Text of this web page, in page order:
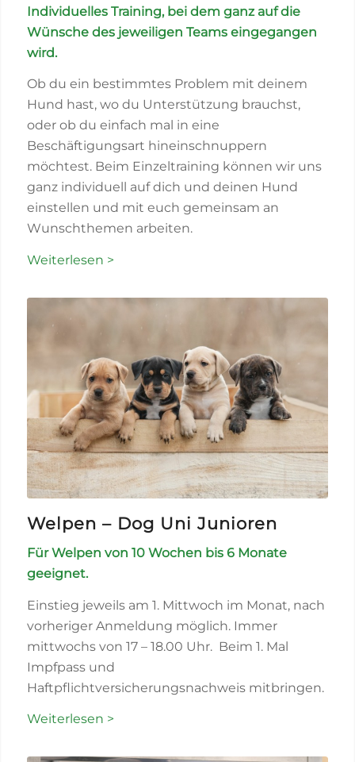
Individuelles Training, bei dem ganz auf die
Wünsche des jeweiligen Teams eingegangen
wird.
Ob du ein bestimmtes Problem mit deinem
Hund hast, wo du Unterstützung brauchst,
oder ob du einfach mal in eine
Beschäftigungsart hineinschnuppern
möchtest. Beim Einzeltraining können wir uns
ganz individuell auf dich und deinen Hund
einstellen und mit euch gemeinsam an
Wunschthemen arbeiten.
Weiterlesen >
Welpen – Dog Uni Junioren
Für Welpen von 10 Wochen bis 6 Monate
geeignet.
Einstieg jeweils am 1. Mittwoch im Monat, nach
vorheriger Anmeldung möglich. Immer
mittwochs von 17 – 18.00 Uhr. Beim 1. Mal
Impfpass und
Haftpflichtversicherungsnachweis mitbringen.
Weiterlesen >